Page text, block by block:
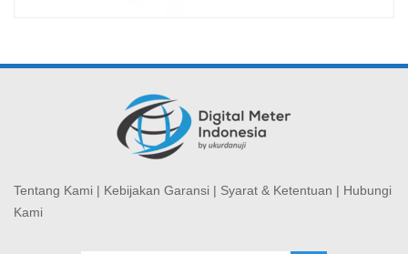
Tentang Kami | Kebijakan Garansi | Syarat & Ketentuan | Hubungi
Kami